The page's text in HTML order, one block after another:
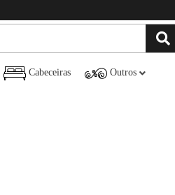
Cabeceiras Outros